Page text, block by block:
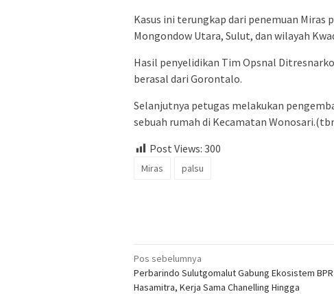
Kasus ini terungkap dari penemuan Miras
Mongondow Utara, Sulut, dan wilayah
Hasil penyelidikan Tim Opsnal
berasal dari Gorontalo.
Selanjutnya petugas melakukan
sebuah rumah di Kecamatan
Post Views: 300
Miras palsu
Navigasi
pos
Pos sebelumnya
Perbarindo Sulutgomalut Gabung Ekosistem BPR
Hasamitra, Kerja Sama Chanelling Hingga